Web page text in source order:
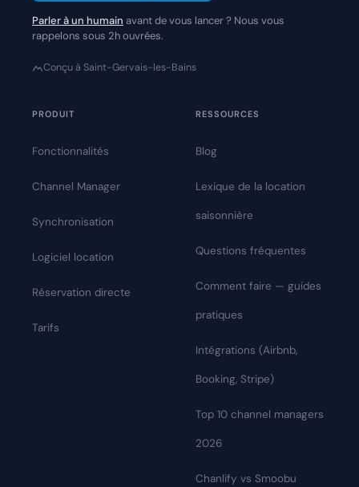
Parler à un humain avant de vous lancer ? Nous vous
rappelons sous 2h ouvrées.
Conçu à Saint-Gervais-les-Bains
PRODUIT
Fonctionnalités
Channel Manager
Synchronisation
Logiciel location
Réservation directe
Tarifs
RESSOURCES
Blog
Lexique de la location
saisonnière
Questions fréquentes
Comment faire — guides
pratiques
Intégrations (Airbnb,
Booking, Stripe)
Top 10 channel managers
2026
Chanlify vs Smoobu